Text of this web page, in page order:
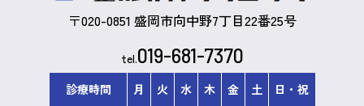
〒020-0851 盛岡市向中野7丁目22番25号
tel.019-681-7370
診療時間 月 火 水 木 金 土 日 ・ 祝